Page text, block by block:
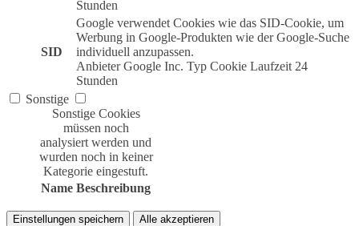
Stunden
SID
Google verwendet Cookies wie das SID-Cookie, um
Werbung in Google-Produkten wie der Google-Suche
individuell anzupassen.
Anbieter Google Inc. Typ Cookie Laufzeit 24
Stunden
Sonstige
Sonstige Cookies
müssen noch
analysiert werden und
wurden noch in keiner
Kategorie eingestuft.
Name Beschreibung
Einstellungen speichern Alle akzeptieren